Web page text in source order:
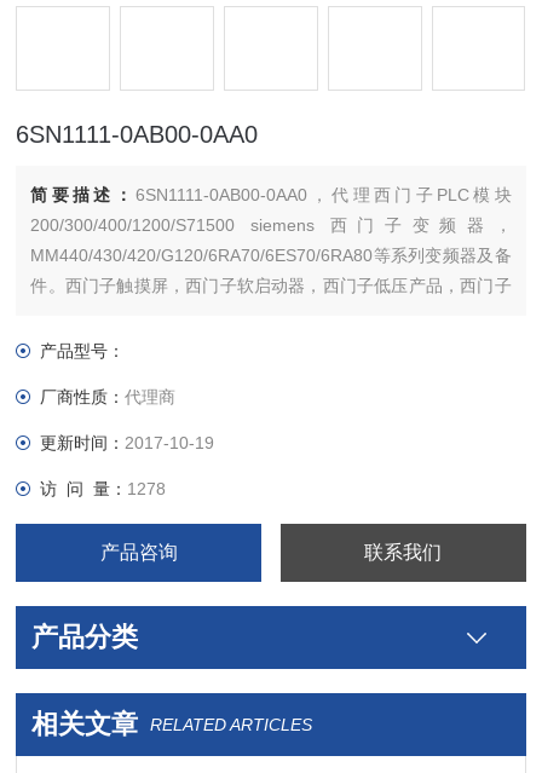
6SN1111-0AB00-0AA0
简要描述： 6SN1111-0AB00-0AA0，代理西门子PLC模块
200/300/400/1200/S71500 siemens 西门子变频器，
MM440/430/420/G120/6RA70/6ES70/6RA80等系列变频器及备
件。西门子触摸屏，西门子软启动器，西门子低压产品，西门子
产品型号：
厂商性质：代理商
更新时间： 2017-10-19
访 问 量： 1278
产品咨询 联系我们
产品分类
相关文章 RELATED ARTICLES